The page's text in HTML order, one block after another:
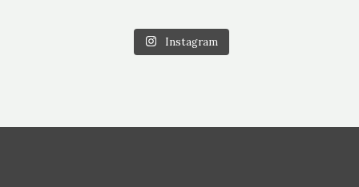
Instagram